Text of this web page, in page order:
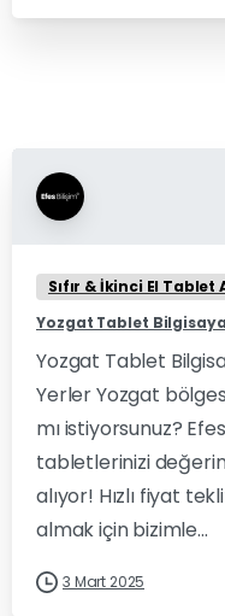
Sıfır & İkinci El Tablet
Yozgat Tablet
Yozgat Tablet
Yerler Yozgat
mı istiyorsunuz?
tabletlerinizi
alıyor! Hızlı fiyat
almak için bizimle...
3 Mart 2025